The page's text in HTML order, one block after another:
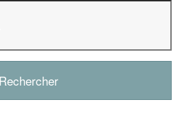
Vous êtes un
professionnel ?